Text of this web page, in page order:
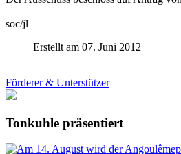
soc/jl
Erstellt am 07. Juni 2012
Förderer & Unterstützer
Tonkuhle präsentiert